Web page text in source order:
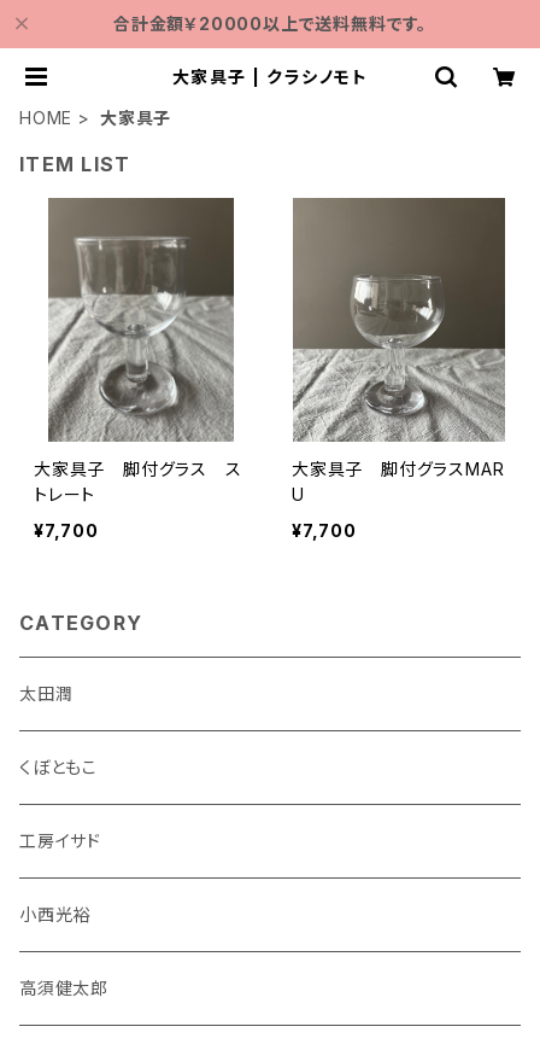
合計金額￥20000以上で送料無料です。
大家具子 | クラシノモト
HOME
大家具子
ITEM LIST
大家具子 脚付グラス ス
トレート
¥7,700
大家具子 脚付グラスMAR
U
¥7,700
CATEGORY
太田潤
くぼともこ
工房イサド
小西光裕
高須健太郎